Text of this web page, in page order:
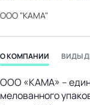
ООО "КАМА"
О КОМПАНИИ ВИДЫ
ООО «КАМА» –
мелованного